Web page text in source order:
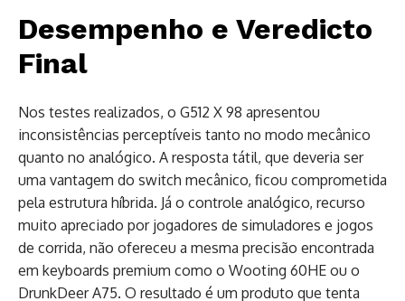
Desempenho e Veredicto
Final
Nos testes realizados, o G512 X 98 apresentou
inconsistências perceptíveis tanto no modo mecânico
quanto no analógico. A resposta tátil, que deveria ser
uma vantagem do switch mecânico, ficou comprometida
pela estrutura híbrida. Já o controle analógico, recurso
muito apreciado por jogadores de simuladores e jogos
de corrida, não ofereceu a mesma precisão encontrada
em keyboards premium como o Wooting 60HE ou o
DrunkDeer A75. O resultado é um produto que tenta